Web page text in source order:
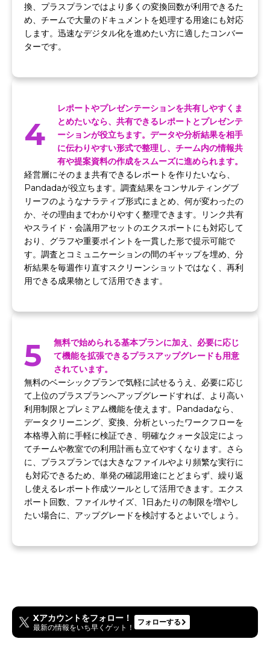
換、プラスプランではより多くの変換回数が利用できるた
め、チームで大量のドキュメントを処理する用途にも対応
します。迅速なデジタル化を進めたい方に適したコンバー
ターです。
4
レポートやプレゼンテーションを共有しやすくま
とめたいなら、共有できるレポートとプレゼンテ
ーションが役立ちます。データや分析結果を相手
に伝わりやすい形式で整理し、チーム内の情報共
有や提案資料の作成をスムーズに進められます。
経営層にそのまま共有できるレポートを作りたいなら、
Pandadaが役立ちます。調査結果をコンサルティングブ
リーフのようなナラティブ形式にまとめ、何が変わったの
か、その理由までわかりやすく整理できます。リンク共有
やスライド・会議用アセットのエクスポートにも対応して
おり、グラフや重要ポイントを一貫した形で提示可能で
す。調査とコミュニケーションの間のギャップを埋め、分
析結果を毎週作り直すスクリーンショットではなく、再利
用できる成果物として活用できます。
5
無料で始められる基本プランに加え、必要に応じ
て機能を拡張できるプラスアップグレードも用意
されています。
無料のベーシックプランで気軽に試せるうえ、必要に応じ
て上位のプラスプランへアップグレードすれば、より高い
利用制限とプレミアム機能を使えます。Pandadaなら、
データクリーニング、変換、分析といったワークフローを
本格導入前に手軽に検証でき、明確なクォータ設定によっ
てチームや教室での利用計画も立てやすくなります。さら
に、プラスプランでは大きなファイルやより頻繁な実行に
も対応できるため、単発の確認用途にとどまらず、繰り返
し使えるレポート作成ツールとして活用できます。エクス
ポート回数、ファイルサイズ、1日あたりの制限を増やし
たい場合に、アップグレードを検討するとよいでしょう。
Xアカウントをフォロー！
最新の情報をいち早くゲット！
フォローする